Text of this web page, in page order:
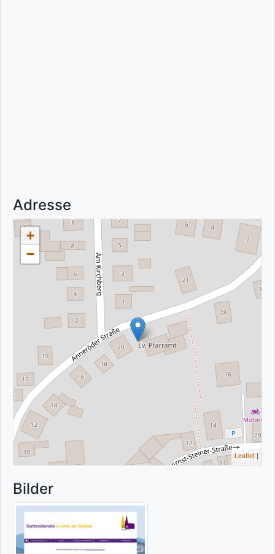
Adresse
+
−
Leaflet |
Bilder